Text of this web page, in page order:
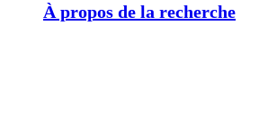
À propos de la recherche